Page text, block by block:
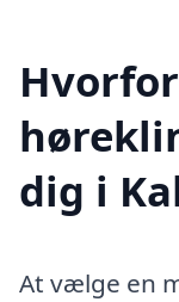
dig i
At vælge en